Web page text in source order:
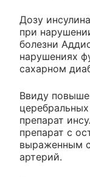
Дозу
при
болезни
нарушениях
сахарном
Ввиду
препарат
препарат с
выраженным
артерий.